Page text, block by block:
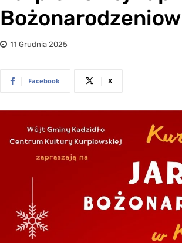
11 Grudnia 2025
Facebook X